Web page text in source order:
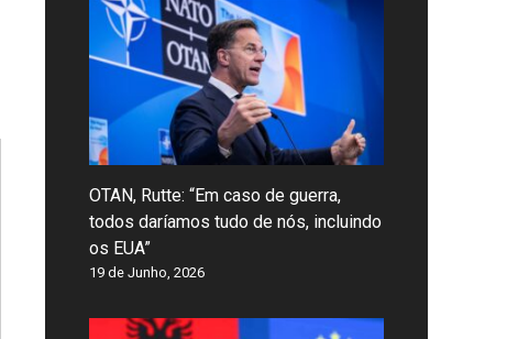
OTAN, Rutte: “Em caso de guerra,
todos daríamos tudo de nós, incluindo
os EUA”
19 de Junho, 2026